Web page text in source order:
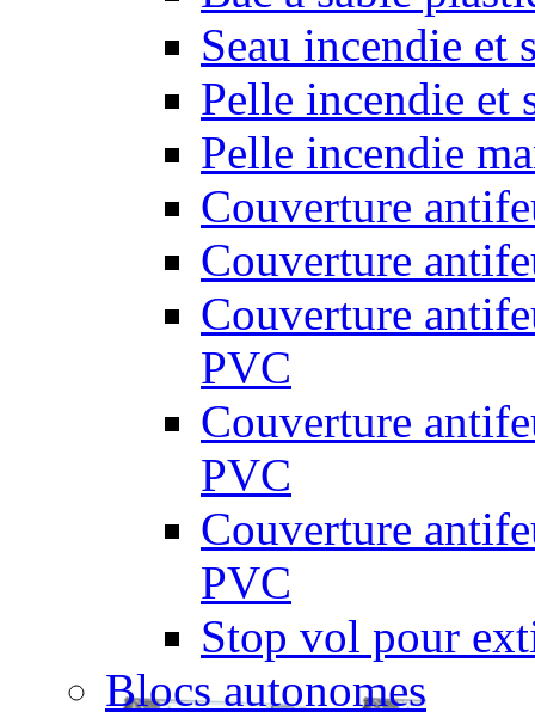
Seau incendie et
Pelle incendie et
Pelle incendie
Couverture
Couverture
Couverture
PVC
Couverture
PVC
Couverture
PVC
Stop vol pour
Blocs autonomes